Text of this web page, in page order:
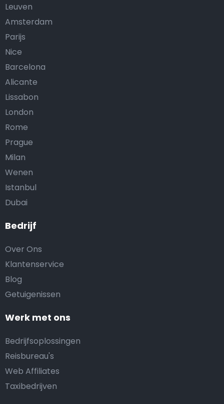
Bedrijf
Over Ons
Klantenservice
Blog
Getuigenissen
Werk met ons
Bedrijfsoplossingen
Reisbureau's
Web Affiliates
Taxibedrijven
Leuven
Amsterdam
Parijs
Nice
Barcelona
Alicante
Lissabon
London
Rome
Prague
Milan
Wenen
Istanbul
Dubai